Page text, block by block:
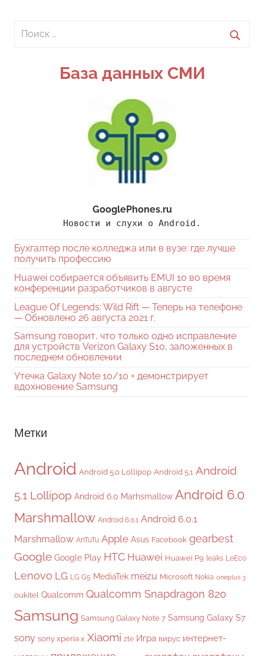
Поиск
База данных СМИ
GooglePhones.ru
Новости и слухи о Android.
Бухгалтер после колледжа или в вузе: где лучше
получить профессию
Huawei собирается объявить EMUI 10 во время
конференции разработчиков в августе
League Of Legends: Wild Rift — Теперь на телефоне
— Обновлено 26 августа 2021 г.
Samsung говорит, что только одно исправление
для устройств Verizon Galaxy S10, заложенных в
последнем обновлении
Утечка Galaxy Note 10/10 + демонстрирует
вдохновение Samsung
Метки
Android Android 5.0 Lollipop Android 5.1 Android
5.1 Lollipop Android 6.0 Marhsmallow Android 6.0
Marshmallow Android 6.0.1 Android 6.0.1
Marshmallow AnTuTu Apple Asus Facebook gearbest
Google Google Play HTC Huawei Huawei P9 leaks LeEco
Lenovo LG LG G5 MediaTek meizu Microsoft Nokia oneplus 3
oukitel Qualcomm Qualcomm Snapdragon 820
Samsung Samsung Galaxy Note 7 Samsung Galaxy S7
sony sony xperia x Xiaomi zte Игра вирус интернет-